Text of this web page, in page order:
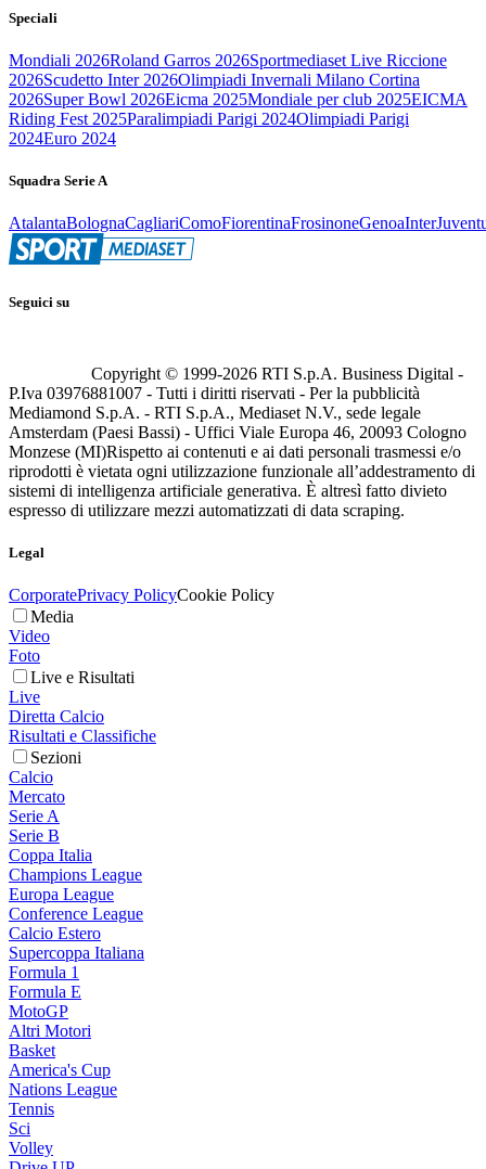
Speciali
Mondiali 2026Roland Garros 2026Sportmediaset Live Riccione
2026Scudetto Inter 2026Olimpiadi Invernali Milano Cortina
2026Super Bowl 2026Eicma 2025Mondiale per club 2025EICMA
Riding Fest 2025Paralimpiadi Parigi 2024Olimpiadi Parigi
2024Euro 2024
Squadra Serie A
AtalantaBolognaCagliariComoFiorentinaFrosinoneGenoaInter
Seguici su
Copyright © 1999-2026 RTI S.p.A. Business Digital -
P.Iva 03976881007 - Tutti i diritti riservati - Per la pubblicità
Mediamond S.p.A. - RTI S.p.A., Mediaset N.V., sede legale
Amsterdam (Paesi Bassi) - Uffici Viale Europa 46, 20093 Cologno
Monzese (MI)Rispetto ai contenuti e ai dati personali trasmessi e/o
riprodotti è vietata ogni utilizzazione funzionale all’addestramento di
sistemi di intelligenza artificiale generativa. È altresì fatto divieto
espresso di utilizzare mezzi automatizzati di data scraping.
Legal
CorporatePrivacy PolicyCookie Policy
Media
Video
Foto
Live e Risultati
Live
Diretta Calcio
Risultati e Classifiche
Sezioni
Calcio
Mercato
Serie A
Serie B
Coppa Italia
Champions League
Europa League
Conference League
Calcio Estero
Supercoppa Italiana
Formula 1
Formula E
MotoGP
Altri Motori
Basket
America's Cup
Nations League
Tennis
Sci
Volley